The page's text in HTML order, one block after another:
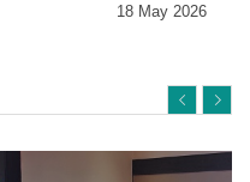
18 May 2026